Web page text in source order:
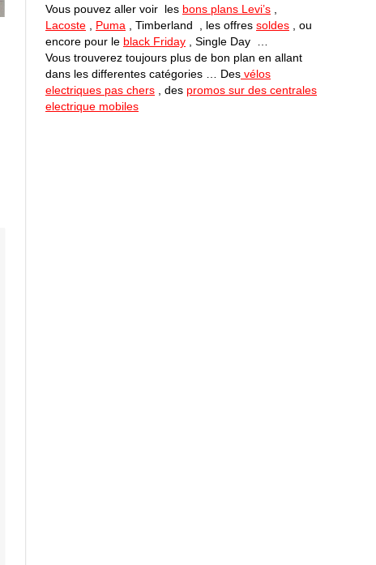
Vous pouvez aller voir les bons plans Levi’s
Lacoste
Puma , Timberland , les offres soldes , ou
encore pour le black Friday , Single Day …
Vous trouverez toujours plus de bon plan en allant
dans les differentes catégories … Des vélos
electriques pas chers , des promos sur des centrales
electrique mobiles